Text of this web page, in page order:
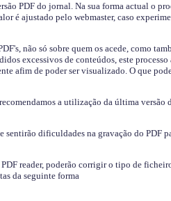
PDF do jornal. Na sua forma actual o
é ajustado pelo webmaster, caso
não só sobre quem os acede, como
excessivos de conteúdos, este
afim de poder ser visualizado. O que
a utilização da última versão
sentirão dificuldades na gravação do PDF
reader, poderão corrigir o tipo de
da seguinte forma